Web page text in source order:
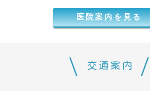
医院案内を見る
交通案内